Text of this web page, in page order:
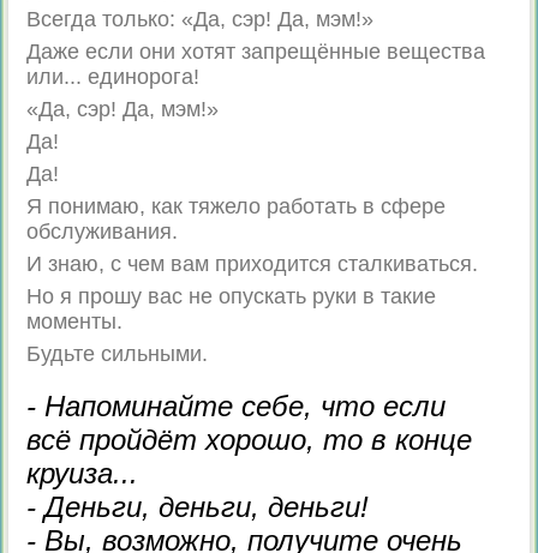
Всегда только: «Да, сэр! Да, мэм!»
Даже если они хотят запрещённые вещества
или... единорога!
«Да, сэр! Да, мэм!»
Да!
Да!
Я понимаю, как тяжело работать в сфере
обслуживания.
И знаю, с чем вам приходится сталкиваться.
Но я прошу вас не опускать руки в такие
моменты.
Будьте сильными.
- Напоминайте себе, что если
всё пройдёт хорошо, то в конце
круиза...
- Деньги, деньги, деньги!
- Вы, возможно, получите очень